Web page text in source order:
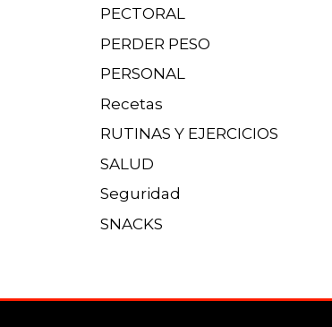
PECTORAL
PERDER PESO
PERSONAL
Recetas
RUTINAS Y EJERCICIOS
SALUD
Seguridad
SNACKS